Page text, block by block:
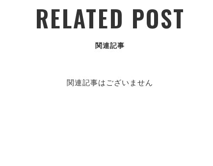
RELATED POST
関連記事
関連記事はございません